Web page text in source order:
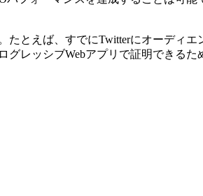
フォーマンスを達成することは可
とえば、すでにTwitterにオーディ
レッシブWebアプリで証明できる